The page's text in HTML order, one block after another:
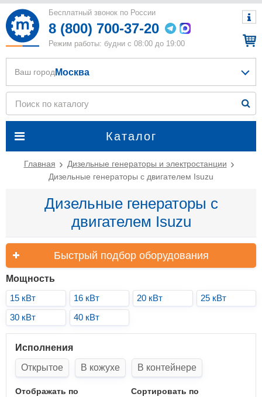
Бесплатный звонок по России
8 (800) 700-37-20
Режим работы: будни с 08:00 до 19:00
Каталог
Ваш город Москва
Главная
Дизельные генераторы и электростанции
Дизельные генераторы с двигателем Isuzu
Дизельные генераторы с
двигателем Isuzu
Быстрый подбор оборудования
Мощность
15 кВт
16 кВт 20 кВт
25 кВт
30 кВт
40 кВт
Исполнения
Открытое
В кожухе В контейнере
Отображать по
Сортировать по